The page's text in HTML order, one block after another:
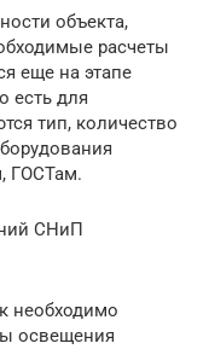
объекта,
расчеты
еще на этапе
есть для
тип, количество
ГОСТам.
СНиП
необходимо
освещения